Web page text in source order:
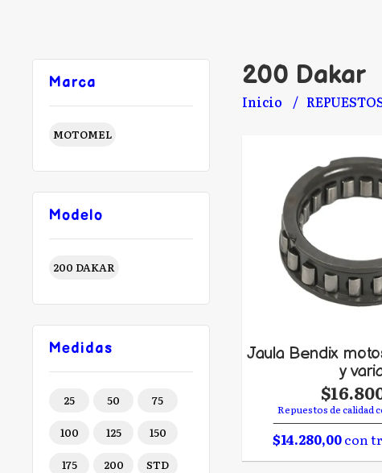
Marca
MOTOMEL
Modelo
200 DAKAR
Medidas
25 50 75
100 125 150
175 200 STD
200 Dakar
Inicio
Jaula Bendix
y
Repuestos de calidad
$14.280,00con